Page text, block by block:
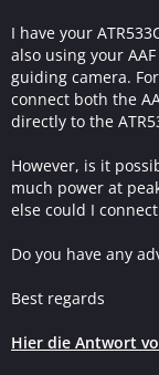
I have your
also using your
guiding camera.
connect both the
directly to the
However, is it
much power at
else could I
Do you have any
Best regards
Hier die Antwort